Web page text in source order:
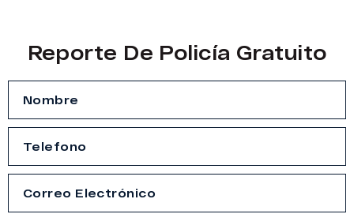
Reporte De Policía Gratuito